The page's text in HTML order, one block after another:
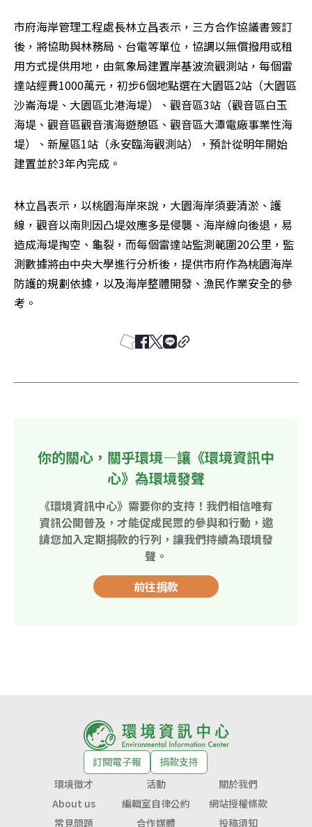
市府海岸管理工程處長林立昌表示，三方合作協議書簽訂
後，將協助與林務局、台電等單位，協調以無償撥用或租
用方式提供用地，由氣象局建置岸基波流觀測站，每個雷
達站經費1000萬元，初步6個地點選在大園區2站（大園區
沙崙海堤、大園區北港海堤）、觀音區3站（觀音區白玉
海堤、觀音區觀音濱海遊憩區、觀音區大潭電廠事業性海
堤）、新屋區1站（永安臨海觀測站），預計從明年開始
建置並於3年內完成。
林立昌表示，以桃園海岸來說，大園海岸須要清淤、護
線，觀音以南則因凸堤效應多是侵襲、海岸線向後退，易
造成海堤掏空、龜裂，而每個雷達站監測範圍20公里，監
測數據將由中央大學進行分析後，提供市府作為桃園海岸
防護的規劃依據，以及海岸整體開發、漁民作業安全的參
考。
你的關心，關乎環境—讓《環境資訊中
心》為環境發聲
《環境資訊中心》需要你的支持！我們相信唯有
資訊公開普及，才能促成民眾的參與和行動，邀
請您加入定期捐款的行列，讓我們持續為環境發
聲。
前往捐款
訂閱電子報
捐款支持
環境徵才
活動
關於我們
About us
編輯室自律公約
網站授權條款
常見問題
合作媒體 投稿須知